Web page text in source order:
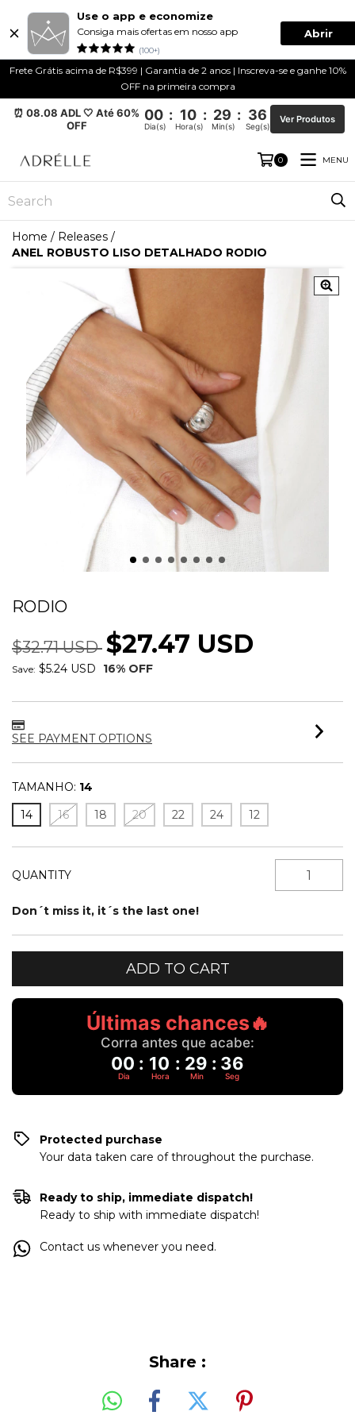
Use o app e economize
Consiga mais ofertas em nosso app
(100+)
Abrir
Frete Grátis acima de R$399 | Garantia de 2 anos | Inscreva-se e ganhe 10%
OFF na primeira compra
⏰ 08.08 ADL 🤍 Até 60%
OFF
00 : 10 : 29 : 36
Dia(s) Hora(s) Min(s) Seg(s)
Ver Produtos
0 MENU
Home / Releases /
ANEL ROBUSTO LISO DETALHADO RODIO
RODIO
$32.71 USD $27.47 USD
Save: $5.24 USD 16% OFF
SEE PAYMENT OPTIONS
TAMANHO: 14
14
16 18 20 22 24 12
QUANTITY
Don´t miss it, it´s the last one!
Últimas chances🔥
Corra antes que acabe:
00 : 10 : 29 : 36
Dia Hora Min Seg
Protected purchase
Your data taken care of throughout the purchase.
Ready to ship, immediate dispatch!
Ready to ship with immediate dispatch!
Contact us whenever you need.
Share :